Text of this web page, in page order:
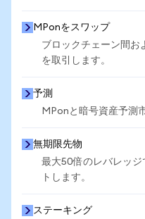
MPonをスワップ
ブロックチェーン間お
を取引します。
予測
MPonと暗号資産予測
無期限先物
最大50倍のレバレッ
トします。
ステーキング